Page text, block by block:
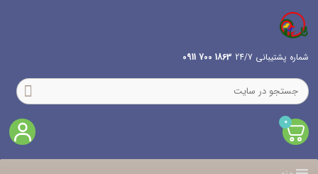
شماره پشتیبانی 24/7 1863 700 0911
0